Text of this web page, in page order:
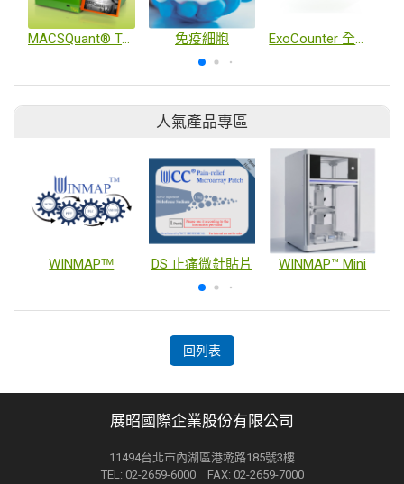
MACSQuant® Tyto® 自動化封閉式流式細胞分選儀 免疫細胞 ExoCounter 全自動外泌體分析儀
人氣產品專區
WINMAPᵀᴹ DS 止痛微針貼片 WINMAP™ Mini
回列表
展昭國際企業股份有限公司
11494台北市內湖區港墘路185號3樓
TEL: 02-2659-6000 FAX: 02-2659-7000